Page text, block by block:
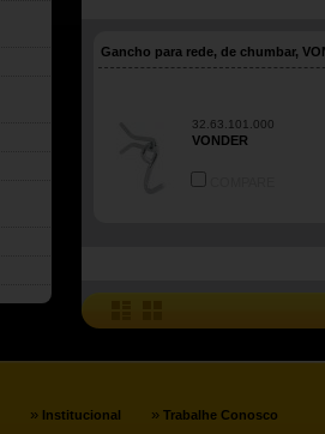
Gancho para rede, de chumbar,
32.63.101.000
VONDER
» Institucional » Trabalhe Conosco